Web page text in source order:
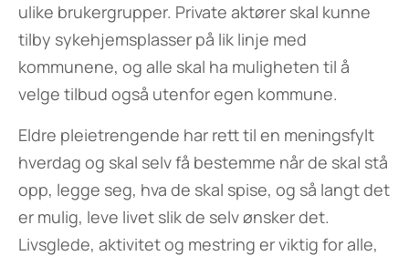
ulike brukergrupper. Private aktører skal kunne
tilby sykehjemsplasser på lik linje med
kommunene, og alle skal ha muligheten til å
velge tilbud også utenfor egen kommune.
Eldre pleietrengende har rett til en meningsfylt
hverdag og skal selv få bestemme når de skal stå
opp, legge seg, hva de skal spise, og så langt det
er mulig, leve livet slik de selv ønsker det.
Livsglede, aktivitet og mestring er viktig for alle,